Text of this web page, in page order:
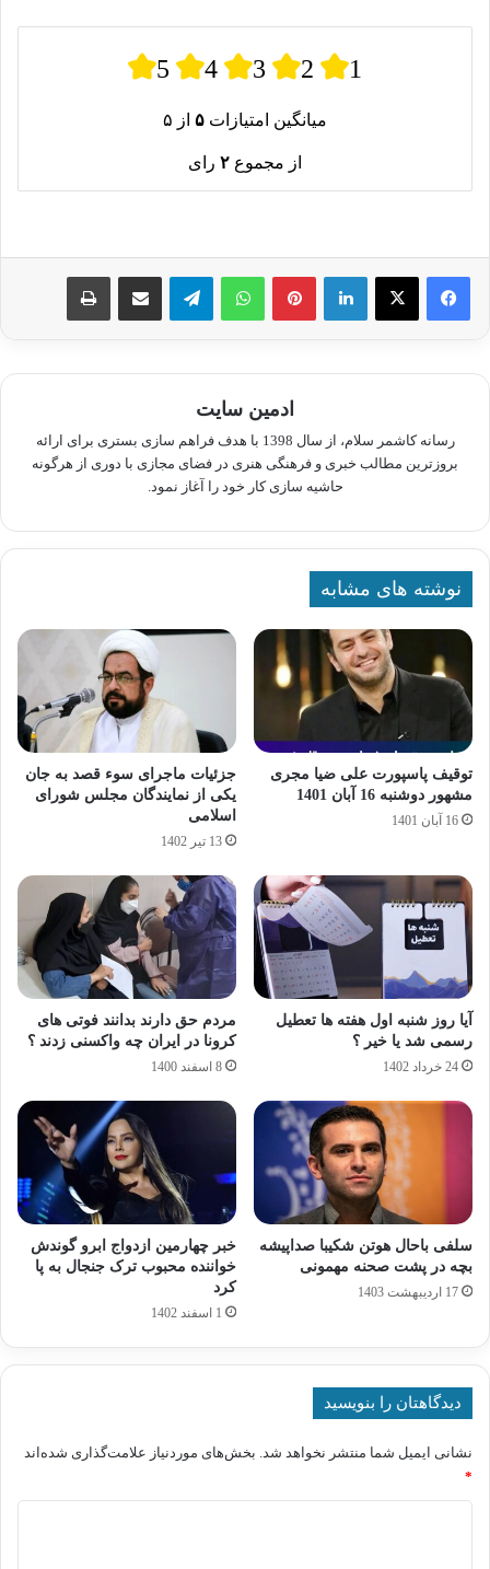
5 4 3 2 1
میانگین امتیازات ۵ از ۵
از مجموع ۲ رای
لینکدین پینترستواتس آپ تلگرام اشتراک گذاری از طریق ایمیل چاپ
ادمین سایت
رسانه کاشمر سلام، از سال 1398 با هدف فراهم سازی بستری برای ارائه
بروزترین مطالب خبری و فرهنگی هنری در فضای مجازی با دوری از هرگونه
حاشیه سازی کار خود را آغاز نمود.
نوشته های مشابه
توقیف پاسپورت علی ضیا مجری
مشهور دوشنبه 16 آبان 1401
16 آبان 1401
جزئیات ماجرای سوء قصد به جان
یکی از نمایندگان مجلس شورای
اسلامی
13 تیر 1402
آیا روز شنبه اول هفته ها تعطیل
رسمی شد یا خیر ؟
24 خرداد 1402
مردم حق دارند بدانند فوتی های
کرونا در ایران چه واکسنی زدند ؟
8 اسفند 1400
سلفی باحال هوتن شکیبا صداپیشه
بچه در پشت صحنه مهمونی
17 اردیبهشت 1403
خبر چهارمین ازدواج ابرو گوندش
خواننده محبوب ترک جنجال به پا
کرد
1 اسفند 1402
دیدگاهتان را بنویسید
نشانی ایمیل شما منتشر نخواهد شد. بخش‌های موردنیاز علامت‌گذاری شده‌اند
*